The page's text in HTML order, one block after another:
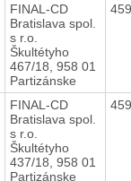
FINAL-CD
Bratislava spol.
s r.o.
Škultétyho
467/18, 958 01
Partizánske
FINAL-CD
Bratislava spol.
s r.o.
Škultétyho
437/18, 958 01
Partizánske